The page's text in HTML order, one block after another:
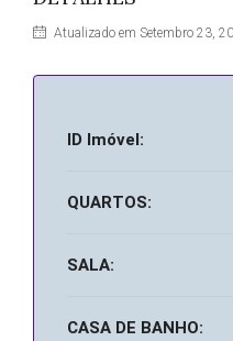
Atualizado em Setembro 23,
ID Imóvel:
QUARTOS:
SALA:
CASA DE BANHO: